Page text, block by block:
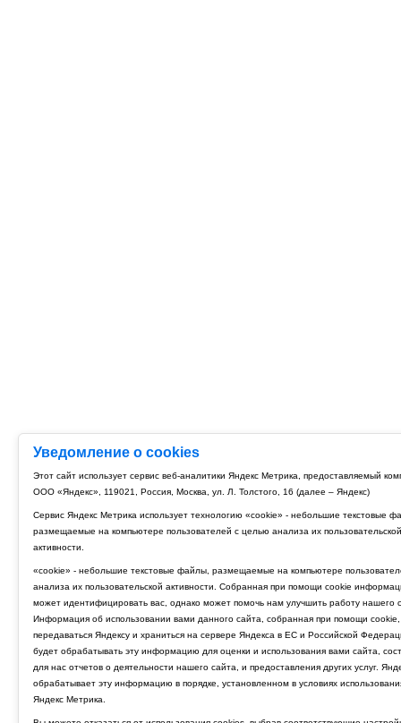
Уведомление о cookies
Этот сайт использует сервис веб-аналитики Яндекс Метрика, предоставляемый
ООО «Яндекс», 119021, Россия, Москва, ул. Л. Толстого, 16 (далее – Яндекс)
Сервис Яндекс Метрика использует технологию «cookie» - небольшие текстовые
размещаемые на компьютере пользователей с целью анализа их пользовательской
активности.
«cookie» - небольшие текстовые файлы, размещаемые на компьютере
анализа их пользовательской активности. Собранная при помощи cookie
может идентифицировать вас, однако может помочь нам улучшить работу нашего
Информация об использовании вами данного сайта, собранная при помощи cookie,
передаваться Яндексу и храниться на сервере Яндекса в ЕС и Российской
будет обрабатывать эту информацию для оценки и использования вами сайта,
для нас отчетов о деятельности нашего сайта, и предоставления других услуг.
обрабатывает эту информацию в порядке, установленном в условиях
Яндекс Метрика.